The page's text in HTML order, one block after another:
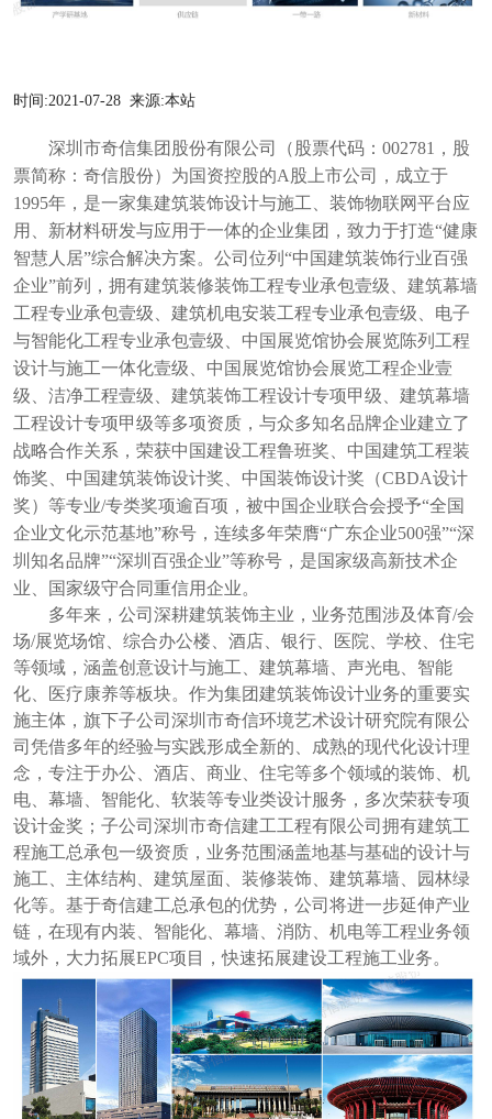
时间:2021-07-28来源:本站
深圳市奇信集团股份有限公司（股票代码：002781，股
票简称：奇信股份） 为国资控股的A股上市公司，成立于
1995年，是一家集建筑装饰设计与施工、装饰物联网平台应
用、新材料研发与应用于一体的企业集团，致力于打造“健康
智慧人居”综合解决方案。公司位列“中国建筑装饰行业百强
企业”前列，拥有建筑装修装饰工程专业承包壹级、建筑幕墙
工程专业承包壹级、建筑机电安装工程专业承包壹级、电子
与智能化工程专业承包壹级、中国展览馆协会展览陈列工程
设计与施工一体化壹级、中国展览馆协会展览工程企业壹
级、洁净工程壹级、建筑装饰工程设计专项甲级、建筑幕墙
工程设计专项甲级等多项资质，与众多知名品牌企业建立了
战略合作关系，荣获中国建设工程鲁班奖、中国建筑工程装
饰奖、中国建筑装饰设计奖、中国装饰设计奖（CBDA设计
奖） 等专业/专类奖项逾百项，被中国企业联合会授予“全国
企业文化示范基地”称号，连续多年荣膺“广东企业500强”“深
圳知名品牌”“深圳百强企业”等称号，是国家级高新技术企
业、国家级守合同重信用企业。
多年来，公司深耕建筑装饰主业，业务范围涉及体育/会
场/展览场馆、综合办公楼 、酒店、银行、医院、学校、住宅
等领域，涵盖创意设计与施工、建筑幕墙、声光电、智能
化、 医疗康养等板块。作为集团建筑装饰设计业务的重要实
施主体，旗下子公司深圳市奇信环境艺术设计研究院有限公
司凭借多年的经验与实践形成全新的、成熟的现代化设计理
念，专注于办公、酒店、商业、住宅等多个领域的装饰、机
电、幕墙、智能化、软装等专业类设计服务，多次荣获专项
设计金奖；子公司深圳市奇信建工工程有限公司拥有建筑工
程施工总承包一级资质，业务范围涵盖地基与基础的设计与
施工、主体结构、建筑屋面、装修装饰、建筑幕墙、园林绿
化等。基于奇信建工总承包的优势，公司将进一步延伸产业
链，在现有内装、智能化、幕墙、消防、机电等工程业务领
域外，大力拓展EPC项目，快速拓展建设工程施工业务。